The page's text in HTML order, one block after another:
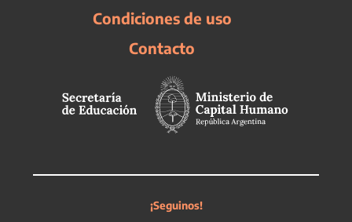
Condiciones de uso
Contacto
¡Seguinos!